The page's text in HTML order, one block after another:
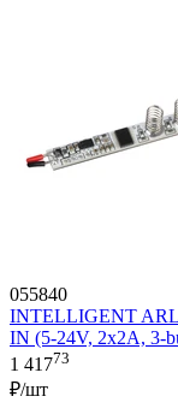
055840
INTELLIGENT
IN (5-24V, 2x2A, 3-
1 41773
₽/шт